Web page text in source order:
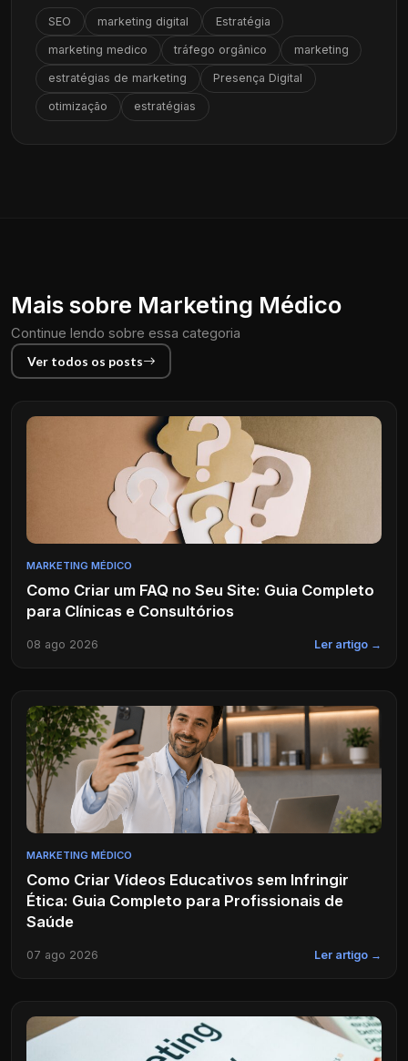
SEO marketing digital Estratégia
marketing medico tráfego orgânico marketing
estratégias de marketing Presença Digital
otimização estratégias
Mais sobre Marketing Médico
Continue lendo sobre essa categoria
Ver todos os posts
MARKETING MÉDICO
Como Criar um FAQ no Seu Site: Guia Completo
para Clínicas e Consultórios
08 ago 2026 Ler artigo →
MARKETING MÉDICO
Como Criar Vídeos Educativos sem Infringir
Ética: Guia Completo para Profissionais de
Saúde
07 ago 2026 Ler artigo →